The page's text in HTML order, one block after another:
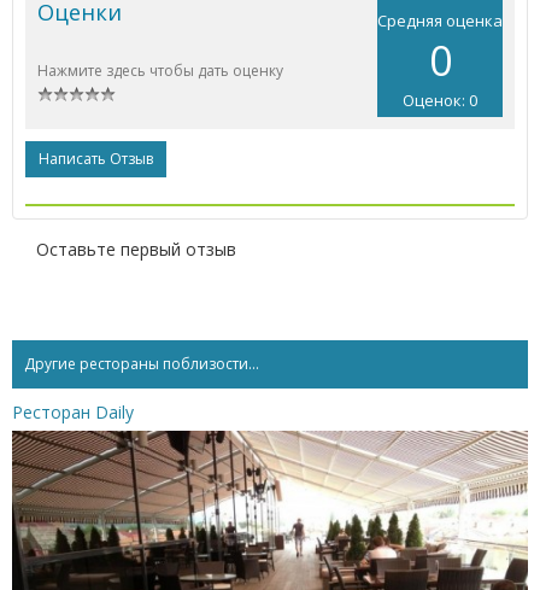
Средняя оценка
0
Оценок: 0
Оценки
Нажмите здесь чтобы дать оценку
Написать Отзыв
Оставьте первый отзыв
Другие рестораны поблизости...
Ресторан Daily